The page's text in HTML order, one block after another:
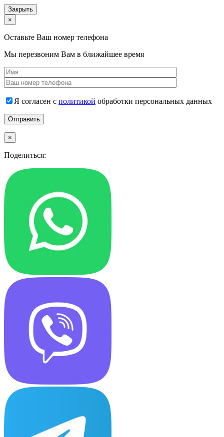
Закрыть
×
Оставьте Ваш номер телефона
Мы перезвоним Вам в ближайшее время
Я согласен с политикой обработки персональных данных
×
Поделиться: